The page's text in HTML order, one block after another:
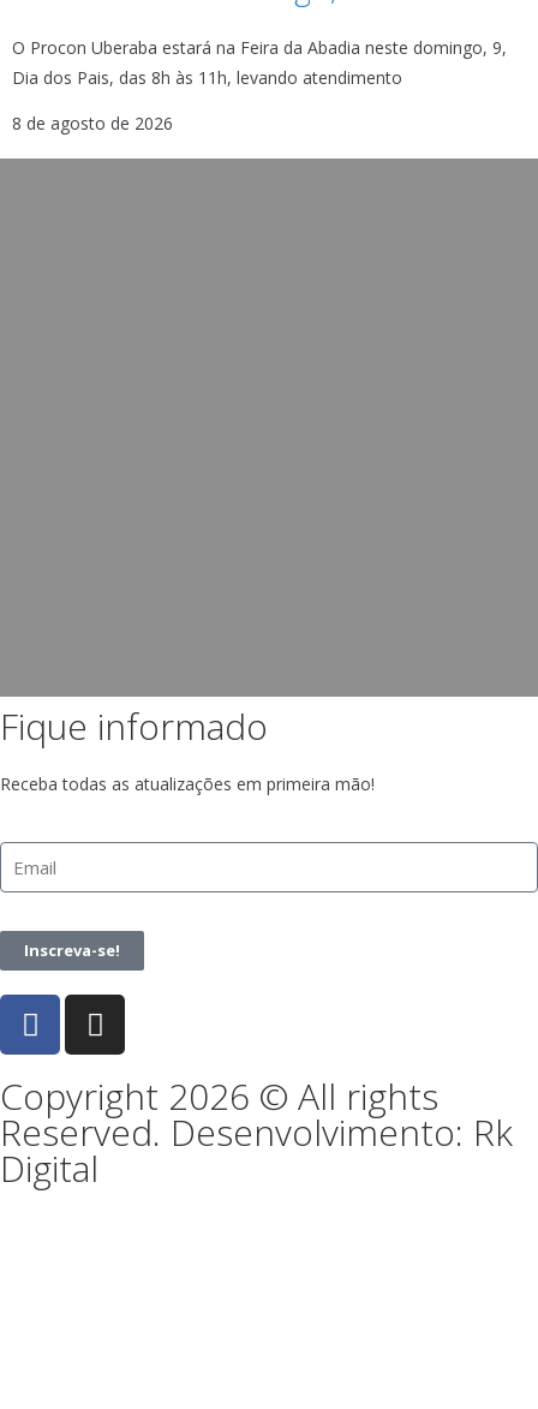
O Procon Uberaba estará na Feira da Abadia neste domingo, 9,
Dia dos Pais, das 8h às 11h, levando atendimento
8 de agosto de 2026
Fique informado
Receba todas as atualizações em primeira mão!
Inscreva-se!
Copyright 2026 © All rights
Reserved. Desenvolvimento: Rk
Digital